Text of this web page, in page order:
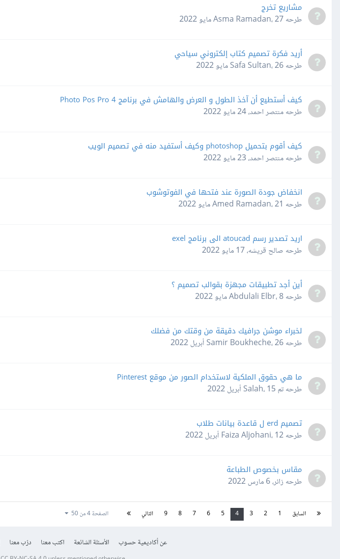
مشاريع تخرج
طرحه Asma Ramadan،27 مايو 2022
أريد فكرة تصميم كتاب إلكتروني سياحي
طرحه Safa Sultan،26 مايو 2022
كيف أستطيع أن آخذ الطول و العرض والهامش في برنامج Photo Pos Pro 4
طرحهمنتصر احمد،24 مايو 2022
كيف أقوم بتحميل photoshop وكيف أستفيد منه في تصميم الويب
طرحهمنتصر احمد،23 مايو 2022
انخفاض جودة الصورة عند فتحها في الفوتوشوب
طرحه Amed Ramadan،21 مايو 2022
اريد تصدير رسم atoucad الى برنامج exel
طرحه صالح قريشه،17 مايو 2022
أين أجد تطبيقات مجهزة بقوالب تصميم ؟
طرحه Abdulali Elbr،8 مايو 2022
لخبراء موشن جرافيك دقيقة من وقتك من فضلك
طرحه Samir Boukheche،26 أبريل 2022
ما هي حقوق الملكية لاستخدام الصور من موقع Pinterest
طرحهتم Salah ،15 أبريل 2022
تصميم erd ل قاعدة بيانات طلاب
طرحه Faiza Aljohani،12 أبريل 2022
مقاس بخصوص الطباعة
طرحه زائر،6 مارس 2022
السابق 1
2
3
4
5
6
7
8
9 التالي الصفحة 4 من 50
عن أكاديمية حسوب الأسئلة الشائعة اكتب معنا درّب معنا